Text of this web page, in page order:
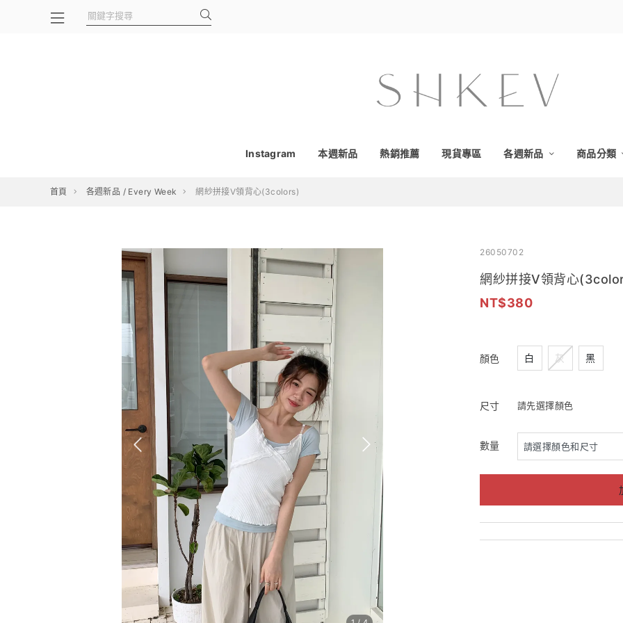
Instagram 本週新品 熱銷推薦 現貨專區 各週新品 商品分類
首頁 各週新品 / Every Week 網紗拼接V領背心(3colors)
26050702
網紗拼接V領背心
380
顏色 白 灰 黑
尺寸 請先選擇顏色
數量